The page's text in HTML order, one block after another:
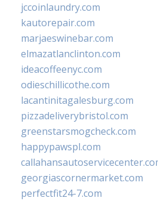
jccoinlaundry.com
kautorepair.com
marjaeswinebar.com
elmazatlanclinton.com
ideacoffeenyc.com
odieschillicothe.com
lacantinitagalesburg.com
pizzadeliverybristol.com
greenstarsmogcheck.com
happypawspl.com
georgiascornermarket.com
perfectfit24-7.com